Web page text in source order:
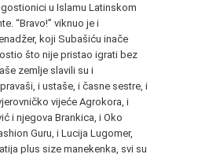
u Islamu Latinskom
“Bravo!” viknuo je i
koji Subašiću inače
što nije pristao igrati bez
zemlje slavili su i
i ustaše, i časne sestre, i
vijeće Agrokora, i
i njegova Brankica, i Oko
Guru, i Lucija Lugomer,
plus size manekenka, svi su